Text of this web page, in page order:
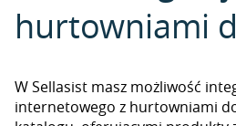
hurtowniami
W Sellasist masz możliwość
internetowego z hurtowniami